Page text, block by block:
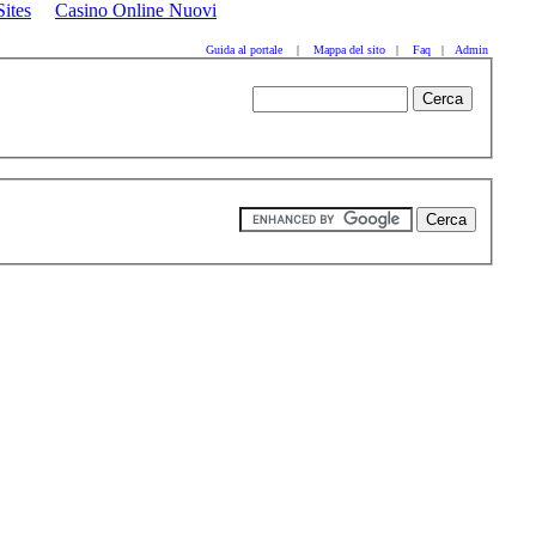
Casino Online Nuovi
Guida al portale | Mappa del sito | Faq | Admin